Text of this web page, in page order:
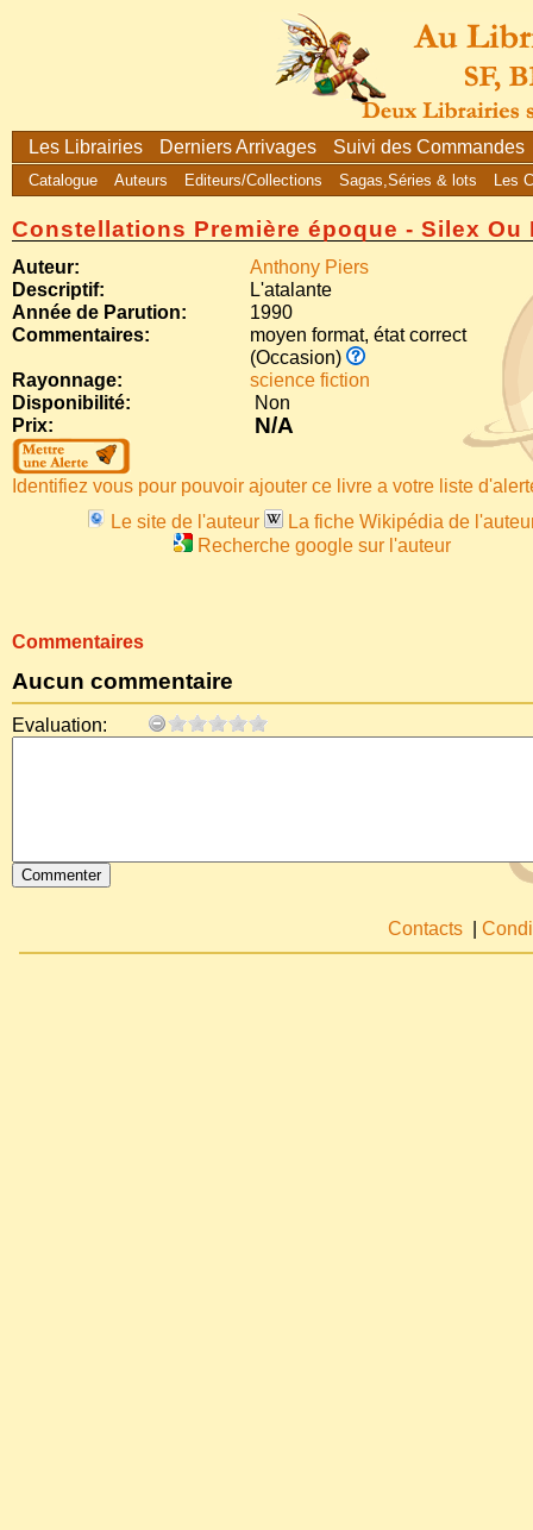
Les Librairies Derniers Arrivages Suivi des Commandes
Catalogue Auteurs Editeurs/Collections Sagas,Séries & lots Les
Constellations Première époque - Silex Ou
Auteur:
Anthony Piers
Descriptif:
L'atalante
Année de Parution:
1990
Commentaires:
moyen format, état correct
(Occasion)
Rayonnage:
science fiction
Disponibilité:
Non
Prix:
N/A
Identifiez vous pour pouvoir ajouter ce livre a votre liste
Le site de l'auteur
La fiche Wikipédia de
Recherche google sur l'auteur
Commentaires
Aucun commentaire
Evaluation:
Contacts |